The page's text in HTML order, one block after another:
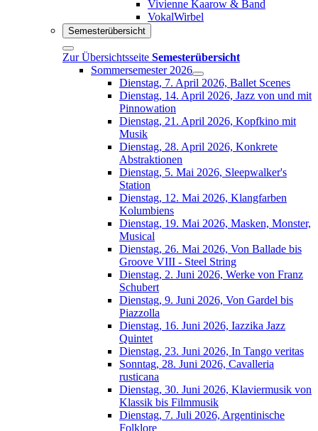
Vivienne Kaarow & Band
VokalWirbel
Semesterübersicht
Zur Übersichtsseite Semesterübersicht
Sommersemester 2026
Dienstag, 7. April 2026, Ballet Scenes
Dienstag, 14. April 2026, Jazz von und mit
Pinnowation
Dienstag, 21. April 2026, Kopfkino mit
Musik
Dienstag, 28. April 2026, Konkrete
Abstraktionen
Dienstag, 5. Mai 2026, Sleepwalker's
Station
Dienstag, 12. Mai 2026, Klangfarben
Kolumbiens
Dienstag, 19. Mai 2026, Masken, Monster,
Musical
Dienstag, 26. Mai 2026, Von Ballade bis
Groove VIII - Steel String
Dienstag, 2. Juni 2026, Werke von Franz
Schubert
Dienstag, 9. Juni 2026, Von Gardel bis
Piazzolla
Dienstag, 16. Juni 2026, Iazzika Jazz
Quintet
Dienstag, 23. Juni 2026, In Tango veritas
Sonntag, 28. Juni 2026, Cavalleria
rusticana
Dienstag, 30. Juni 2026, Klaviermusik von
Klassik bis Filmmusik
Dienstag, 7. Juli 2026, Argentinische
Folklore